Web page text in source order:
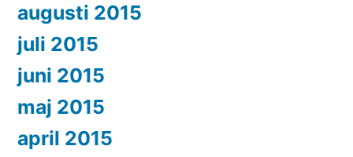
augusti 2015
juli 2015
juni 2015
maj 2015
april 2015